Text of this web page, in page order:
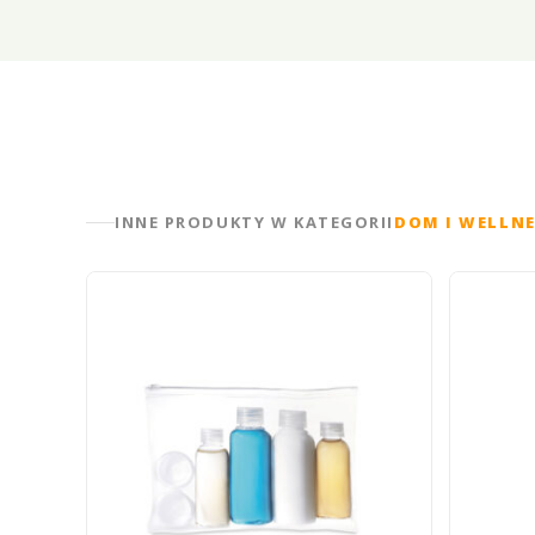
INNE PRODUKTY W KATEGORII DOM I